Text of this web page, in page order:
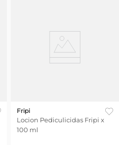
Fripi
Locion Pediculicidas Fripi x
100 ml